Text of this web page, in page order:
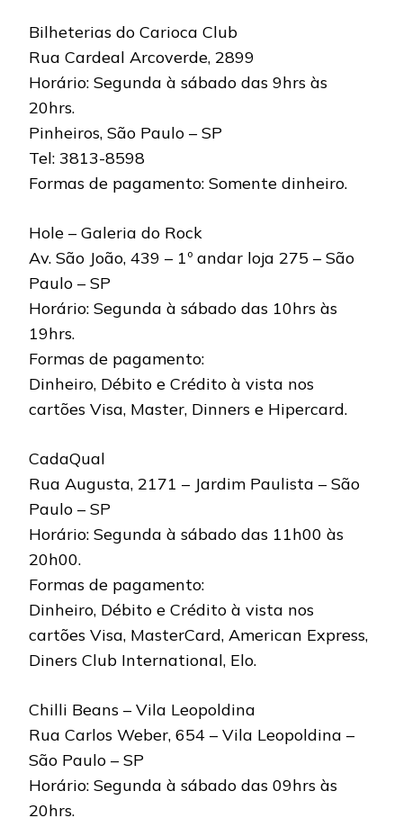
Bilheterias do Carioca Club
Rua Cardeal Arcoverde, 2899
Horário: Segunda à sábado das 9hrs às
20hrs.
Pinheiros, São Paulo – SP
Tel: 3813-8598
Formas de pagamento: Somente dinheiro.
Hole – Galeria do Rock
Av. São João, 439 – 1º andar loja 275 – São
Paulo – SP
Horário: Segunda à sábado das 10hrs às
19hrs.
Formas de pagamento:
Dinheiro, Débito e Crédito à vista nos
cartões Visa, Master, Dinners e Hipercard.
CadaQual
Rua Augusta, 2171 – Jardim Paulista – São
Paulo – SP
Horário: Segunda à sábado das 11h00 às
20h00.
Formas de pagamento:
Dinheiro, Débito e Crédito à vista nos
cartões Visa, MasterCard, American Express,
Diners Club International, Elo.
Chilli Beans – Vila Leopoldina
Rua Carlos Weber, 654 – Vila Leopoldina –
São Paulo – SP
Horário: Segunda à sábado das 09hrs às
20hrs.